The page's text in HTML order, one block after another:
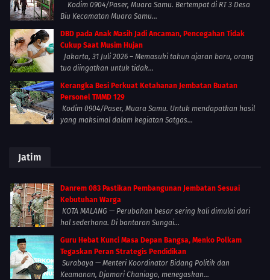
Kodim 0904/Paser, Muara Samu. Bertempat di RT 3 Desa
Biu Kecamatan Muara Samu...
DBD pada Anak Masih Jadi Ancaman, Pencegahan Tidak
Cukup Saat Musim Hujan
Jakarta, 31 Juli 2026 – Memasuki tahun ajaran baru, orang
tua diingatkan untuk tidak...
Kerangka Besi Perkuat Ketahanan Jembatan Buatan
Personel TMMD 129
Kodim 0904/Paser, Muara Samu. Untuk mendapatkan hasil
yang maksimal dalam kegiatan Satgas...
Jatim
Danrem 083 Pastikan Pembangunan Jembatan Sesuai
Kebutuhan Warga
KOTA MALANG — Perubahan besar sering kali dimulai dari
hal sederhana. Di bantaran Sungai...
Guru Hebat Kunci Masa Depan Bangsa, Menko Polkam
Tegaskan Peran Strategis Pendidikan
Surabaya — Menteri Koordinator Bidang Politik dan
Keamanan, Djamari Chaniago, menegaskan...